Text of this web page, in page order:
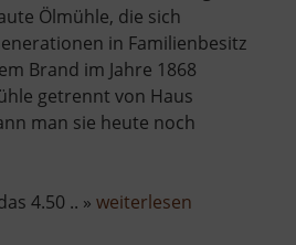
Ölmühle, die sich
in Familienbesitz
Brand im Jahre 1868
getrennt von Haus
man sie heute noch
4.50 .. » weiterlesen